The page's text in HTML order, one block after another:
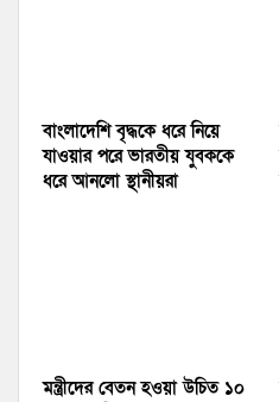
বাংলাদেশি বৃদ্ধকে ধরে নিয়ে
যাওয়ার পরে ভারতীয় যুবককে
ধরে আনলো স্থানীয়রা
মন্ত্রীদের বেতন হওয়া উচিত ১০